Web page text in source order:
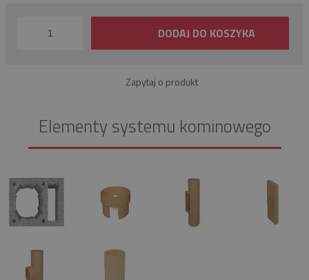
DODAJ DO KOSZYKA
Zapytaj o produkt
Elementy systemu kominowego